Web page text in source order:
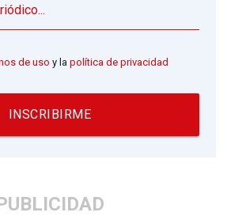
de uso y lapolítica de privacidad
INSCRIBIRME